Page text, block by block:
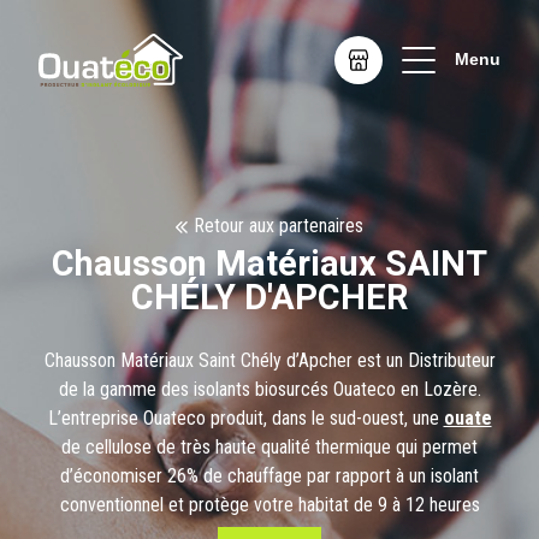
Menu
Retour aux partenaires
Chausson Matériaux SAINT
CHÉLY D'APCHER
Chausson Matériaux Saint Chély d’Apcher est un Distributeur
de la gamme des isolants biosurcés Ouateco en Lozère.
L’entreprise Ouateco produit, dans le sud-ouest, une ouate
de cellulose de très haute qualité thermique qui permet
d’économiser 26% de chauffage par rapport à un isolant
conventionnel et protège votre habitat de 9 à 12 heures
contre la chaleur d’été. Nous respectons un cahier des